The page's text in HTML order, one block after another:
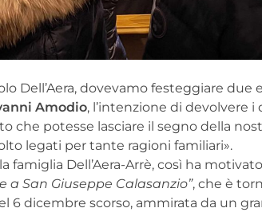
Dell’Aera, dovevamo festeggiare
Amodio, l’intenzione di devolvere
che potesse lasciare il segno della
legati per tante ragioni familiari».
famiglia Dell’Aera-Arrè, così ha
a San Giuseppe Calasanzio”, che è
6 dicembre scorso, ammirata da un